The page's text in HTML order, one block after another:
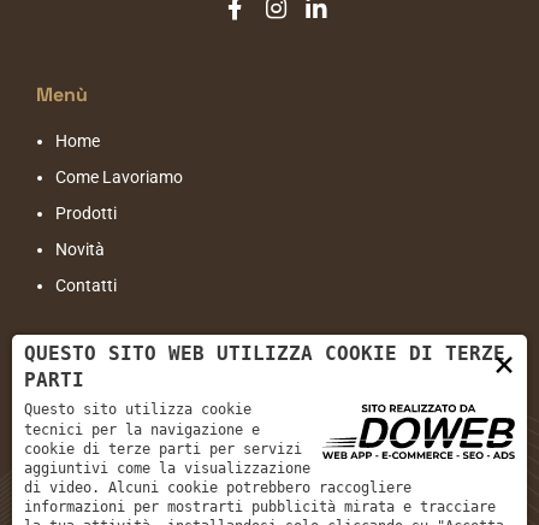
Menù
Home
Come Lavoriamo
Prodotti
Novità
Contatti
Contatti
Email:info@sanzenoinfissi.com
Tel: +39 045 566 609
×
QUESTO SITO WEB UTILIZZA COOKIE DI TERZE
PARTI
Questo sito utilizza cookie
tecnici per la navigazione e
cookie di terze parti per servizi
aggiuntivi come la visualizzazione
di video. Alcuni cookie potrebbero raccogliere
informazioni per mostrarti pubblicità mirata e tracciare